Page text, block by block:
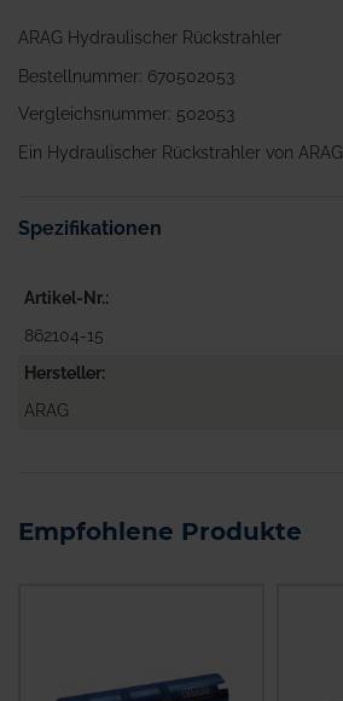
ARAG Hydraulischer Rückstrahler
Bestellnummer: 670502053
Vergleichsnummer: 502053
Ein Hydraulischer Rückstrahler von ARAG.
Spezifikationen
Artikel-Nr.
862104-15
Hersteller
ARAG
Empfohlene Produkte